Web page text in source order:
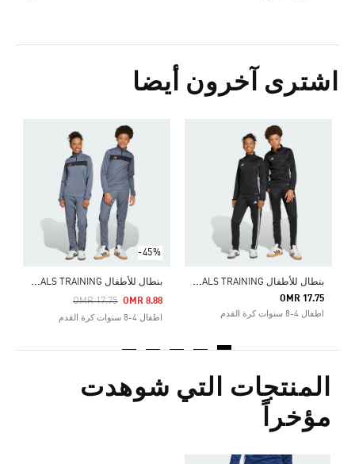
اشترى آخرون أيضا
ب
نطال للأطفال TIRO 25 ESSENTIALS TRAINING
OMR 17.75
اطفال 4-8 سنوات كرة القدم
-45%
ب
نطال للأطفال TIRO 25 ESSENTIALS TRAINING
Price Reduced From
OMR 17.75
To OMR 8.88
اطفال 4-8 سنوات كرة القدم
المنتجات التي شوهدت
مؤخراً